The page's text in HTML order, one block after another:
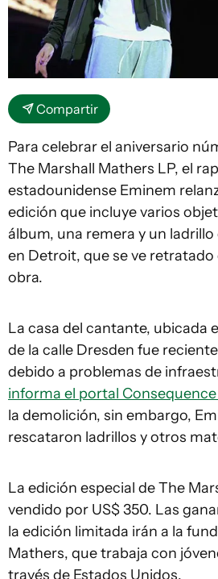
Compartir
Para celebrar el aniversario
The Marshall Mathers LP, el
estadounidense Eminem
edición que incluye varios
álbum, una remera y un
en Detroit, que se ve retratado
obra.
La casa del cantante, ubicada
de la calle Dresden fue
debido a problemas de
informa el portal
la demolición, sin embargo,
rescataron ladrillos y otros
La edición especial deThe
vendido por US$ 350. Las
la edición limitada irán a la
Mathers, que trabaja con
través de Estados Unidos.